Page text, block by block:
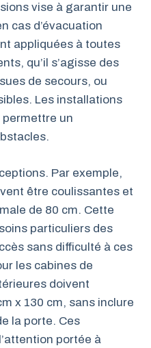
vise à garantir une
cas d’évacuation
appliquées à toutes
qu’il s’agisse des
de secours, ou
Les installations
un
Par exemple,
être coulissantes et
de 80 cm. Cette
particuliers des
sans difficulté à ces
les cabines de
doivent
x 130 cm, sans inclure
la porte. Ces
portée à